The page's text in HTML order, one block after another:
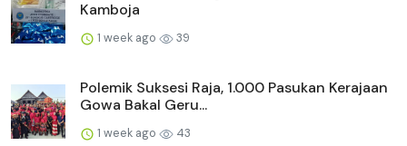
Kamboja
1 week ago 39
Polemik Suksesi Raja, 1.000 Pasukan Kerajaan
Gowa Bakal Geru...
1 week ago 43